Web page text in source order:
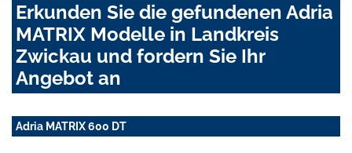
Erkunden Sie die gefundenen Adria
MATRIX Modelle in Landkreis
Zwickau und fordern Sie Ihr
Angebot an
Adria MATRIX 600 DT